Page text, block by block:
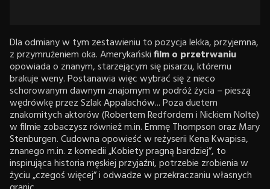
Dla odmiany w tym zestawieniu to pozycja lekka, przyjemna,
z przymrużeniem oka. Amerykańskifilm o przetrwaniu
opowiada o znanym, starzejącym się pisarzu, któremu
brakuje weny. Postanawia więc wybrać się z nieco
schorowanym dawnym znajomym w podróż życia – pieszą
wędrówkę przez Szlak Appalachów... Poza duetem
znakomitych aktorów (Robertem Redfordem i Nickiem Nolte)
w filmie zobaczysz również m.in. Emmę Thompson oraz Mary
Stenburgen. Cudowna opowieść w reżyserii Kena Kwapisa,
znanego m.in. z komedii „Kobiety pragną bardziej”, to
inspirująca historia męskiej przyjaźni, potrzebie zrobienia w
życiu „czegoś więcej” i odwadze w przekraczaniu własnych